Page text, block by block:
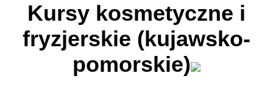
Kursy kosmetyczne i
fryzjerskie (kujawsko-
pomorskie)